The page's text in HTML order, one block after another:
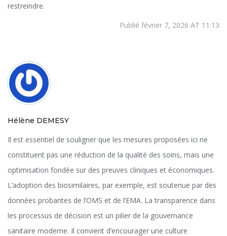
restreindre.
Publié février 7, 2026 AT 11:13
Hélène DEMESY
Il est essentiel de souligner que les mesures proposées ici ne
constituent pas une réduction de la qualité des soins, mais une
optimisation fondée sur des preuves cliniques et économiques.
L’adoption des biosimilaires, par exemple, est soutenue par des
données probantes de l’OMS et de l’EMA. La transparence dans
les processus de décision est un pilier de la gouvernance
sanitaire moderne. Il convient d’encourager une culture